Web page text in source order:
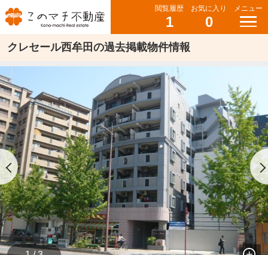
閲覧履歴
1
お気に入り
0
メニュー
クレセール西牟田の過去掲載物件情報